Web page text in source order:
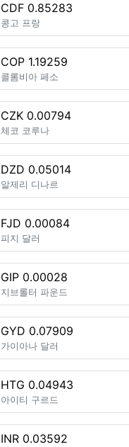
CDF 0.85283
콩고 프랑
COP 1.19259
콜롬비아 페소
CZK 0.00794
체코 코루나
DZD 0.05014
알제리 디나르
FJD 0.00084
피지 달러
GIP 0.00028
지브롤터 파운드
GYD 0.07909
가이아나 달러
HTG 0.04943
아이티 구르드
INR 0.03592